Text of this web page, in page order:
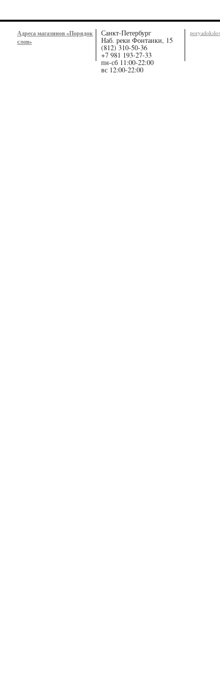
Адреса магазинов «Порядок
слов»
Санкт-Петербург
Наб. реки Фонтанки, 15
(812) 310-50-36
+7 981 193-27-33
пн-сб 11:00-22:00
вс 12:00-22:00